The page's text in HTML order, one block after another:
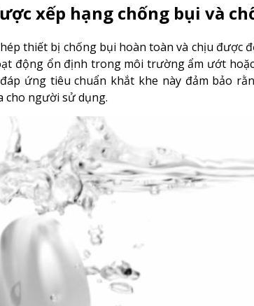
xếp hạng chống bụi và
thiết bị chống bụi hoàn toàn và chịu được
động ổn định trong môi trường ẩm ướt
ứng tiêu chuẩn khắt khe này đảm bảo
cho người sử dụng.